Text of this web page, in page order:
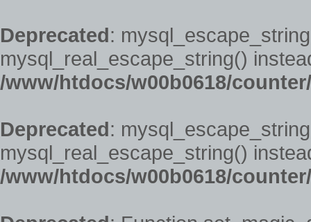
Deprecated:
mysql_real_escape_string()
/www/htdocs/w00b0618/
Deprecated:
mysql_real_escape_string()
/www/htdocs/w00b0618/